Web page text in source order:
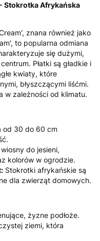
Stokrotka Afrykańska
znana również jako
to popularna odmiana
się dużymi,
Płatki są gładkie i
kwiaty, które
błyszczącymi liśćmi.
w zależności od klimatu.
od 30 do 60 cm
do jesieni,
kolorów w ogrodzie.
Stokrotki afrykańskie są
dla zwierząt domowych.
żyzne podłoże.
ziemi, która